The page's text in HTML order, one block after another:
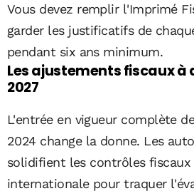
Vous devez remplir l'Imprimé
garder les justificatifs de
pendant six ans minimum.
Les ajustements fiscaux à
2027
L'entrée en vigueur complète
2024 change la donne. Les
solidifient les contrôles
internationale pour traquer